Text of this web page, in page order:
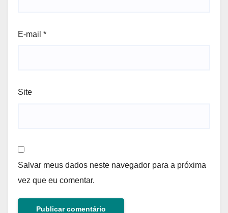
E-mail *
Site
Salvar meus dados neste navegador para a próxima
vez que eu comentar.